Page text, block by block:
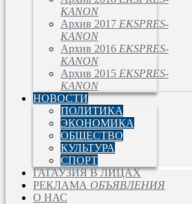
KANON
Архив 2017 EKSPRES-
KANON
Архив 2016 EKSPRES-
KANON
Архив 2015 EKSPRES-
KANON
НОВОСТИ
ПОЛИТИКА
ЭКОНОМИКА
ОБЩЕСТВО
КУЛЬТУРА
СПОРТ
ГАГАУЗИЯ В ЛИЦАХ
РЕКЛАМА ОБЪЯВЛЕНИЯ
О НАС